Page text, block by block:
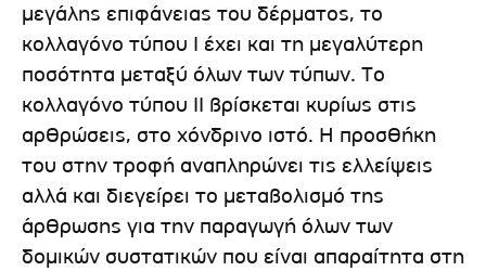
μεγάλης επιφάνειας του δέρματος, το
κολλαγόνο τύπου Ι έχει και τη μεγαλύτερη
ποσότητα μεταξύ όλων των τύπων. Το
κολλαγόνο τύπου ΙΙ βρίσκεται κυρίως στις
αρθρώσεις, στο χόνδρινο ιστό. Η προσθήκη
του στην τροφή αναπληρώνει τις ελλείψεις
αλλά και διεγείρει το μεταβολισμό της
άρθρωσης για την παραγωγή όλων των
δομικών συστατικών που είναι απαραίτητα στη